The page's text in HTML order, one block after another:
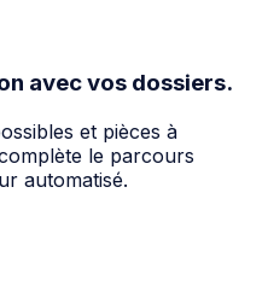
avec vos dossiers.
et pièces à
le parcours
automatisé.